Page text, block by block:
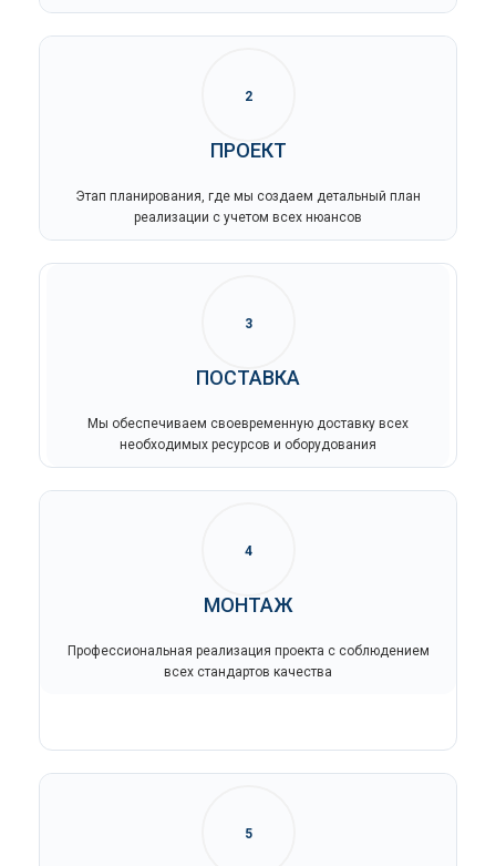
2
ПРОЕКТ
Этап планирования, где мы создаем детальный план
реализации с учетом всех нюансов
3
ПОСТАВКА
Мы обеспечиваем своевременную доставку всех
необходимых ресурсов и оборудования
4
МОНТАЖ
Профессиональная реализация проекта с соблюдением
всех стандартов качества
5